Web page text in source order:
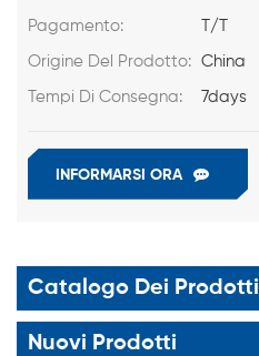
Pagamento: T/T
Origine Del Prodotto: China
Tempi Di Consegna: 7days
INFORMARSI ORA
Catalogo Dei Prodotti
Nuovi Prodotti